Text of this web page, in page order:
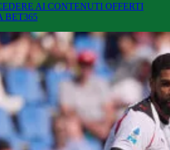
AI CONTENUTI OFFERTI
BET365